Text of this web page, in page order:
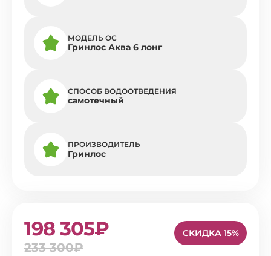
МОДЕЛЬ ОС
Гринлос Аква 6 лонг
СПОСОБ ВОДООТВЕДЕНИЯ
самотечный
ПРОИЗВОДИТЕЛЬ
Гринлос
198 305₽
233 300₽
СКИДКА 15%